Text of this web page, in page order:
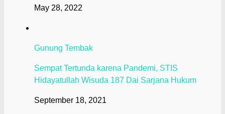
May 28, 2022
Gunung Tembak
Sempat Tertunda karena Pandemi, STIS
Hidayatullah Wisuda 187 Dai Sarjana Hukum
September 18, 2021